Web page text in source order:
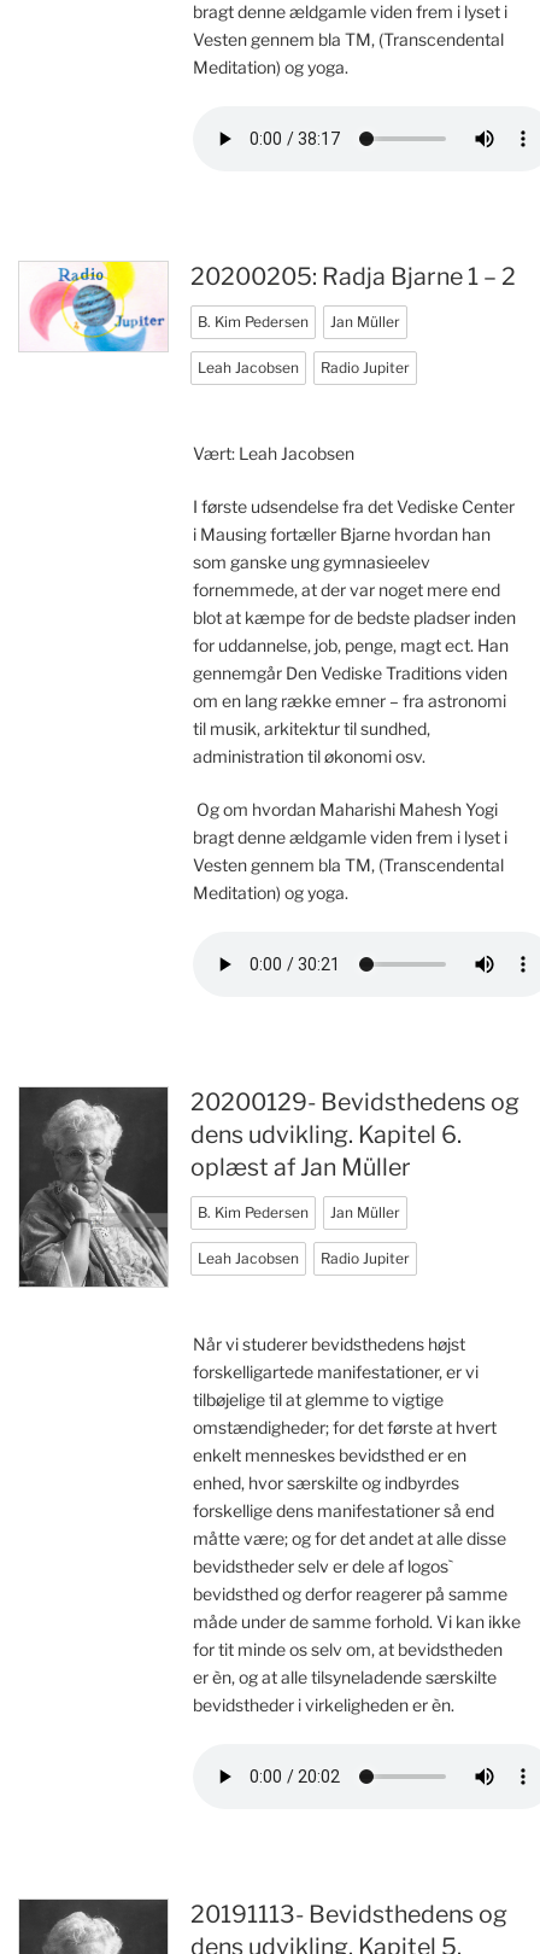
bragt denne ældgamle viden frem i lyset i
Vesten gennem bla TM, (Transcendental
Meditation) og yoga.
20200205: Radja Bjarne 1 – 2
B. Kim Pedersen Jan Müller
Leah Jacobsen Radio Jupiter
Vært: Leah Jacobsen
I første udsendelse fra det Vediske Center
i Mausing fortæller Bjarne hvordan han
som ganske ung gymnasieelev
fornemmede, at der var noget mere end
blot at kæmpe for de bedste pladser inden
for uddannelse, job, penge, magt ect. Han
gennemgår Den Vediske Traditions viden
om en lang række emner – fra astronomi
til musik, arkitektur til sundhed,
administration til økonomi osv.
Og om hvordan Maharishi Mahesh Yogi
bragt denne ældgamle viden frem i lyset i
Vesten gennem bla TM, (Transcendental
Meditation) og yoga.
20200129- Bevidsthedens og
dens udvikling. Kapitel 6.
oplæst af Jan Müller
B. Kim Pedersen Jan Müller
Leah Jacobsen Radio Jupiter
Når vi studerer bevidsthedens højst
forskelligartede manifestationer, er vi
tilbøjelige til at glemme to vigtige
omstændigheder; for det første at hvert
enkelt menneskes bevidsthed er en
enhed, hvor særskilte og indbyrdes
forskellige dens manifestationer så end
måtte være; og for det andet at alle disse
bevidstheder selv er dele af logos`
bevidsthed og derfor reagerer på samme
måde under de samme forhold. Vi kan ikke
for tit minde os selv om, at bevidstheden
er èn, og at alle tilsyneladende særskilte
bevidstheder i virkeligheden er èn.
20191113- Bevidsthedens og
dens udvikling. Kapitel 5.